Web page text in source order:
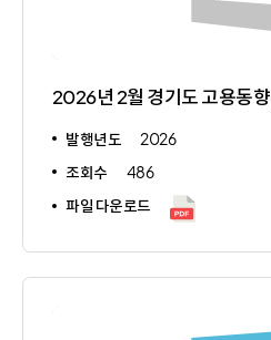
2026년 2월 경기도 고용동
발행년도
2026
조회수
486
파일 다운로드